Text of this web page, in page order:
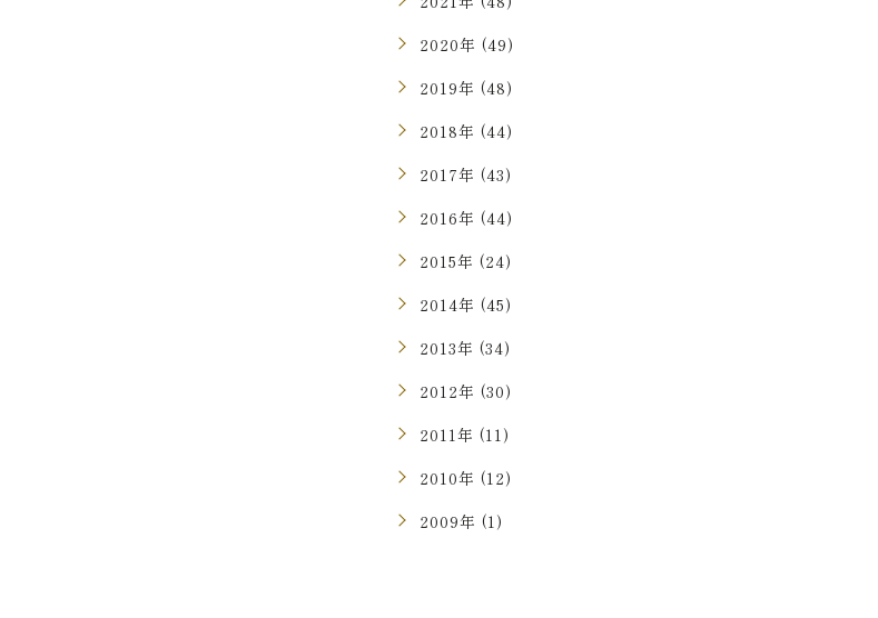
2020年 (49)
2019年 (48)
2018年 (44)
2017年 (43)
2016年 (44)
2015年 (24)
2014年 (45)
2013年 (34)
2012年 (30)
2011年 (11)
2010年 (12)
2009年 (1)